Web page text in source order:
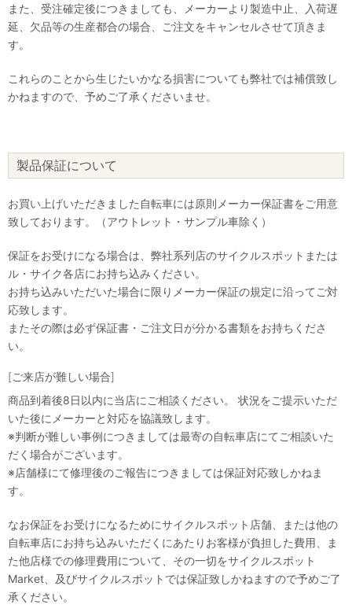
また、受注確定後につきましても、メーカーより製造中止、入荷遅
延、欠品等の生産都合の場合、ご注文をキャンセルさせて頂きま
す。
これらのことから生じたいかなる損害についても弊社では補償致し
かねますので、予めご了承くださいませ。
製品保証について
お買い上げいただきました自転車には原則メーカー保証書をご用意
致しております。（アウトレット・サンプル車除く）
保証をお受けになる場合は、弊社系列店のサイクルスポットまたは
ル・サイク各店にお持ち込みください。
お持ち込みいただいた場合に限りメーカー保証の規定に沿ってご対
応致します。
またその際は必ず保証書・ご注文日が分かる書類をお持ちくださ
い。
[ご来店が難しい場合]
商品到着後8日以内に当店にご相談ください。 状況をご提示いただ
いた後にメーカーと対応を協議致します。
※判断が難しい事例につきましては最寄の自転車店にてご相談いた
だく場合がございます。
※店舗様にて修理後のご報告につきましては保証対応致しかねま
す。
なお保証をお受けになるためにサイクルスポット店舗、または他の
自転車店にお持ち込みいただくにあたりお客様が負担した費用、ま
た他店様での修理費用について、その一切をサイクルスポット
Market、及びサイクルスポットでは保証致しかねますので予めご了
承ください。